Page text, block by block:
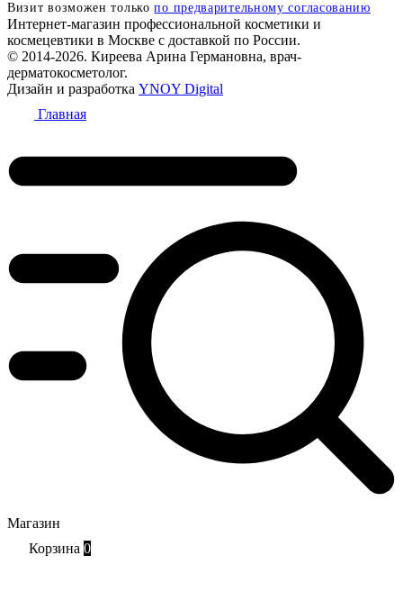
Визит возможен толькопо предварительному согласованию
Интернет-магазин профессиональной косметики и
космецевтики в Москве с доставкой по России.
© 2014-2026. Киреева Арина Германовна, врач-
дерматокосметолог.
Дизайн и разработка YNOY Digital
Главная
Магазин
Корзина 0